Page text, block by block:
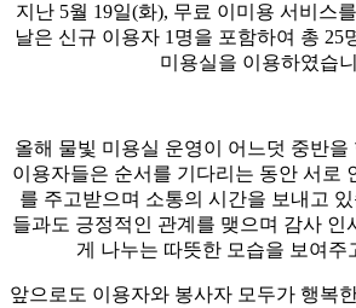
지난 5월 19일(화), 무료 이미용 서비스
날은 신규 이용자 1명을 포함하여 총 25
미용실을 이용하였습
올해 물빛 미용실 운영이 어느덧 중반을
이용자들은 순서를 기다리는 동안 서로
를 주고받으며 소통의 시간을 보내고
들과도 긍정적인 관계를 맺으며 감사 인
게 나누는 따뜻한 모습을 보여주
앞으로도 이용자와 봉사자 모두가 행복